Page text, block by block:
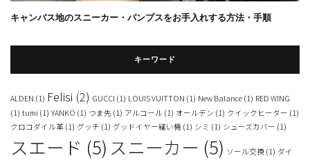
キャンバス地のスニーカー・パンプスをお手入れする方法・手順
キーワード
ALDEN (1) Felisi (2) GUCCI (1) LOUIS VUITTON (1) New Balance (1) RED WING
(1) tumi (1) YANKO (1) つま先 (1) アルコール (1) オールデン (1) クイックヒーター (1)
クロコダイル革 (1) グッチ (1) グッドイヤー縫い機 (1) シミ (1) シューズカバー (1)
スエード (5) スニーカー (5) ソール交換 (1) ダイ